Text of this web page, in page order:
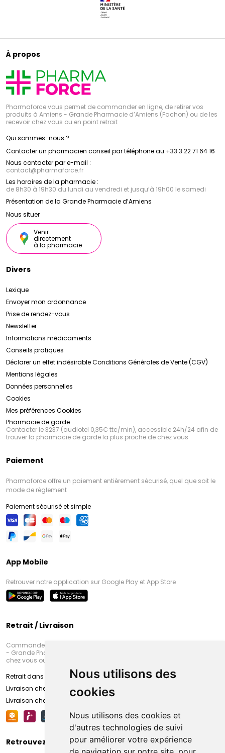
Nous utilisons des
cookies
Nous utilisons des cookies et
d'autres technologies de suivi
pour améliorer votre expérience
À propos
Pharmaforce vous permet de commander en ligne, de retirer vos
produits à Amiens - Grande Pharmacie d’Amiens (Fachon) ou de les
recevoir chez vous ou en point retrait
Qui sommes-nous ?
Contacter un pharmacien conseil par téléphone au +33 3 22 71 64 16
Nous contacter par e-mail :
contact@pharmaforce.fr
Les horaires de la pharmacie :
de 8h30 à 19h30 du lundi au vendredi et jusqu’à 19h00 le samedi
Présentation de la Grande Pharmacie d’Amiens
Nous situer
Venir
directement
à la pharmacie
Divers
Lexique
Envoyer mon ordonnance
Prise de rendez-vous
Newsletter
Informations médicaments
Conseils pratiques
Déclarer un effet indésirableConditions Générales de Vente (CGV)
Mentions légales
Données personnelles
Cookies
Mes préférences Cookies
Pharmacie de garde :
Contacter le 3237 (audiotel 0,35€ ttc/min), accessible 24h/24 afin de
trouver la pharmacie de garde la plus proche de chez vous
Paiement
Pharmaforce offre un paiement entièrement sécurisé, quel que soit le
mode de règlement
Paiement sécurisé et simple
App Mobile
Retrouver notre application sur Google Play et App Store
Retrait / Livraison
Commandez en ligne et venez chercher votre commande à Amiens
- Grande Pharmacie d’Amiens (Fachon) ou recevez-là rapidement
chez vous ou en point retrait
Retrait dans la pharmacie d’Amiens
Livraison chez vous
Livraison chez votre commerçant
Retrouvez-nous sur vos réseaux sociaux